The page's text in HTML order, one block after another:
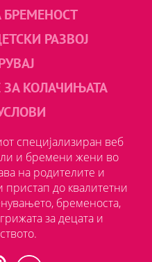
БРЕМЕНОСТ
РАЗВОЈ
ЗА КОЛАЧИЊАТА
специјализиран веб
и бремени жени во
на родителите и
пристап до квалитетни
бременоста,
за децата и